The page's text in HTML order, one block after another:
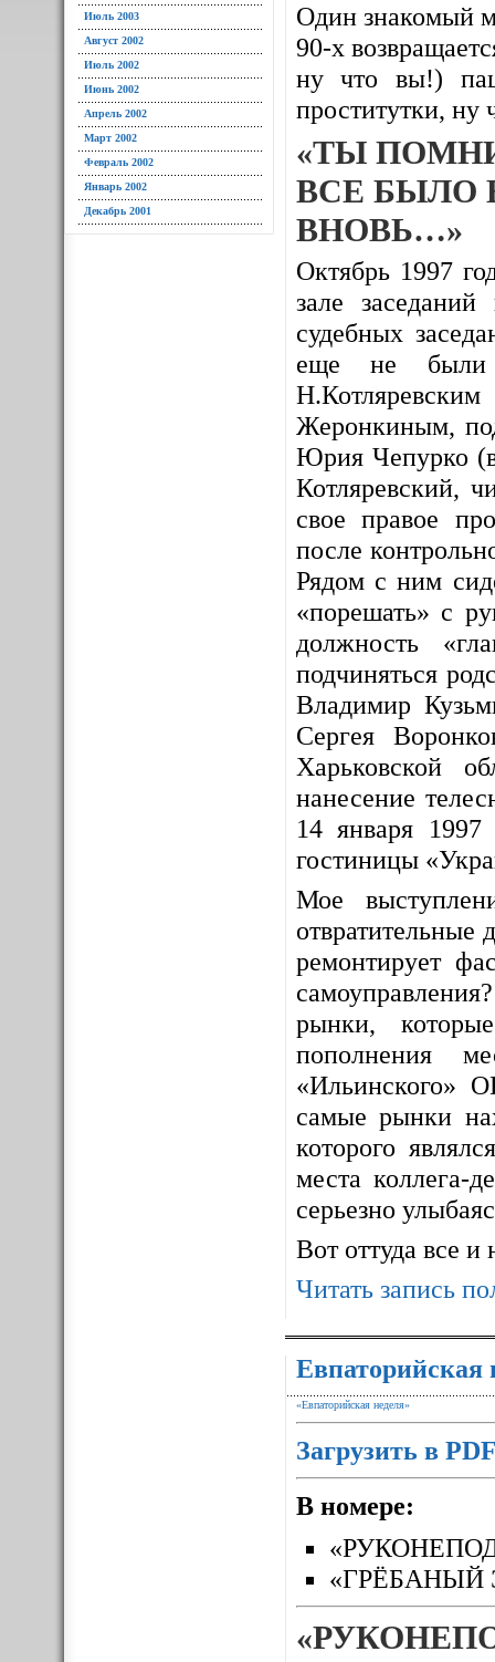
Июль 2003
Август 2002
Июль 2002
Июнь 2002
Апрель 2002
Март 2002
Февраль 2002
Январь 2002
Декабрь 2001
Один знакомый
90-х
ну что вы!)
проститутки,
«ТЫ
ВСЕ БЫЛО
ВНОВЬ…»
Октябрь 1997
зале
судебных
еще не были
Жеронкиным,
Юрия Чепурко
Котляревский,
свое правое
после
Рядом с ним
«порешать» с
должность
подчиняться
Владимир
Сергея
Харьковской
нанесение
14 января
гостиницы
Мое
отвратительные
ремонтирует
рынки,
пополнения
«Ильинского»
самые рынки
которого
места коллега-
серьезно
Вот оттуда все и
Читать запись
Евпаторийская
«Евпаторийская неделя»
Загрузить в
В номере:
«ГРЁБАНЫЙ